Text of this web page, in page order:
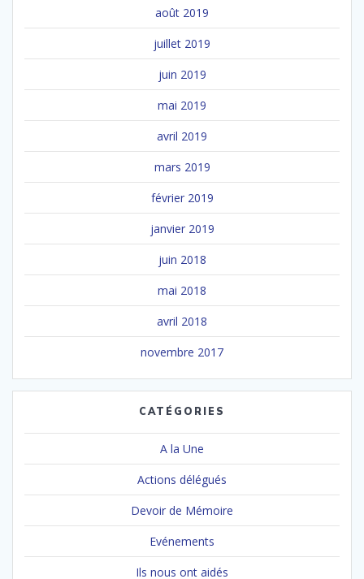
août 2019
juillet 2019
juin 2019
mai 2019
avril 2019
mars 2019
février 2019
janvier 2019
juin 2018
mai 2018
avril 2018
novembre 2017
CATÉGORIES
A la Une
Actions délégués
Devoir de Mémoire
Evénements
Ils nous ont aidés